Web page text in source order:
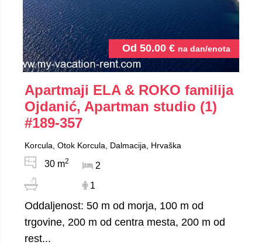
Od 50.00 € na dan/enota
Apartmaji ELA & ROKO familija
Ojdanić, Apartman studio (1)
#189-357
Korcula, Otok Korcula, Dalmacija, Hrvaška
30 m2
2
1
Oddaljenost: 50 m od morja, 100 m od
trgovine, 200 m od centra mesta, 200 m od
rest...